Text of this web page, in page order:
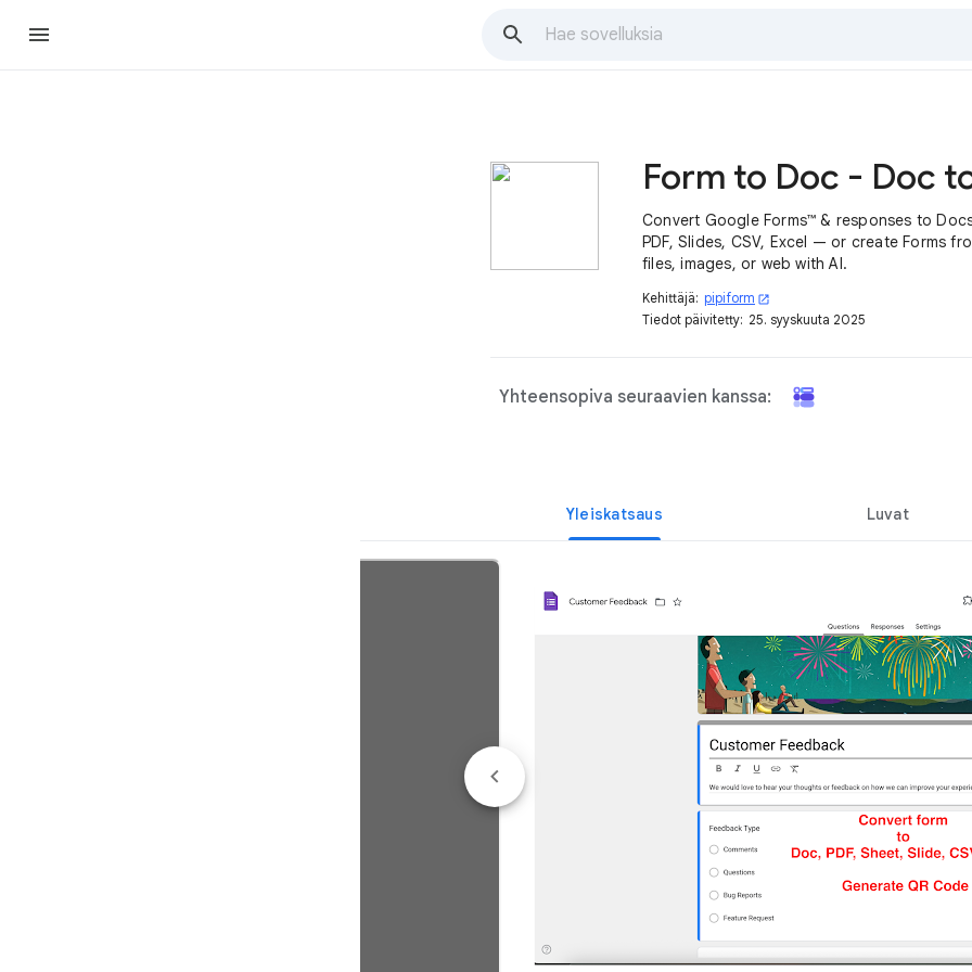
Convert Google Forms™ & responses to
PDF, Slides, CSV, Excel — or create Forms
files, images, or web with AI.
Kehittäjä: pipiform open_in_new
Tiedot päivitetty: 25. syyskuuta 2025
Yhteensopiva seuraavien kanssa:
Yleiskatsaus Luvat